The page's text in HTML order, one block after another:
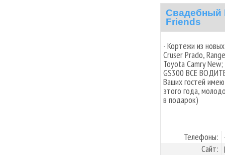
Свадебный
Friends
- Кортежи из
Cruser Prado,
Toyota Camry
GS300 ВСЕ
Ваших гостей
этого года,
в подарок)
Телефоны:
Сайт: